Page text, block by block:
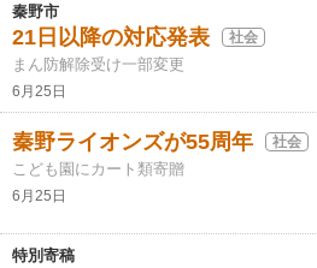
秦野市
21日以降の対応発表 社会
まん防解除受け一部変更
6月25日
秦野ライオンズが55周年 社会
こども園にカート類寄贈
6月25日
特別寄稿